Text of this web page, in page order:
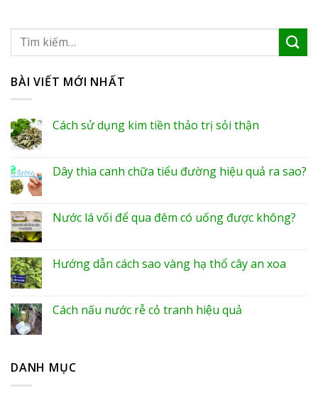
BÀI VIẾT MỚI NHẤT
Cách sử dụng kim tiền thảo trị sỏi thận
Dây thìa canh chữa tiểu đường hiệu quả ra sao?
Nước lá vối để qua đêm có uống được không?
Hướng dẫn cách sao vàng hạ thổ cây an xoa
Cách nấu nước rễ cỏ tranh hiệu quả
DANH MỤC